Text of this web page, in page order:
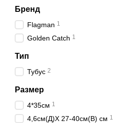
Бренд
Flagman 1
Golden Catch 1
Тип
Тубус 2
Размер
4*35см 1
4,6см(Д)Х 27-40см(В) см 1